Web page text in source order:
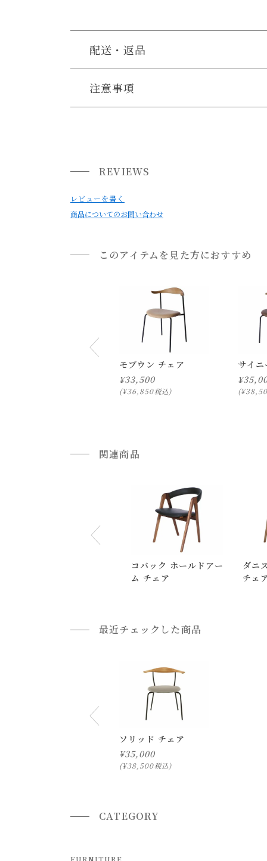
配送・返品
送料について
ご注文内容確認後、送料を追加し、ご注文確認
通常配送について
※室内への搬入、設置、商品組み立てサービス
開梱設置配送について
上記対応が難しい場合は、搬入・組み立て・設
開梱設置配送の場合、お品物をお客様のお部
開梱設置を選択された場合は代金引換はご利用
プルダウンからお住まいの地域の「開梱設置送
お届け時間帯(大型以外) は、 午前か午後かの２
申し訳ございませんが、具体的な時間帯指定を
また、 日曜・祝日は、時間帯指定ができません。
指定ではなく希望と言う形でお荷物に記載す
注意事項
REVIEWS
レビューを書く
商品についてのお問い合わせ
このアイテムを見た方におすすめ
モブウン チェア
¥33,500
¥36,850税込
サイ
¥
¥
関連商品
コバック ホールドアー
ム チェア
ダニ
チェ
最近チェックした商品
ソリッド チェア
¥35,000
¥38,500税込
CATEGORY